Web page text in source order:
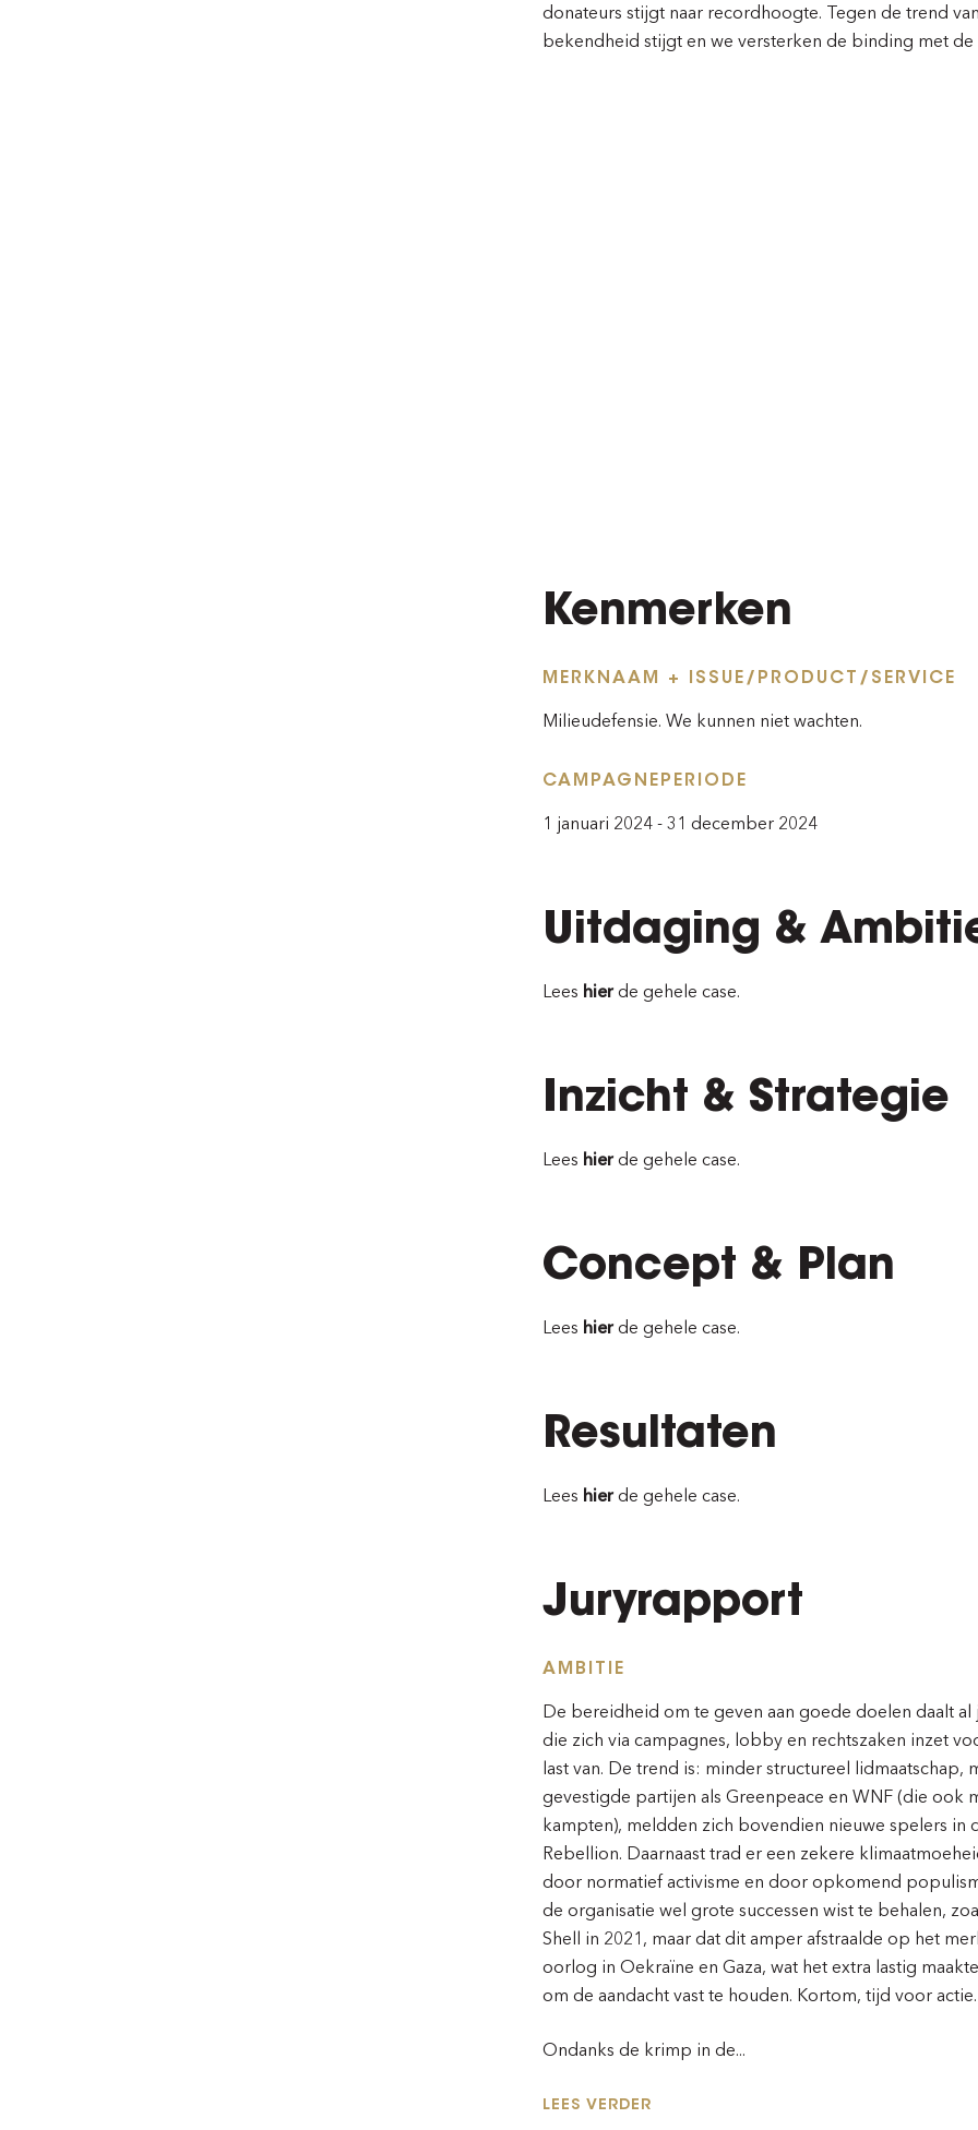
donateurs stijgt naar recordhoogte. Tegen de trend
bekendheid stijgt en we versterken de binding met
Kenmerken
MERKNAAM + ISSUE/PRODUCT/SERVICE
Milieudefensie. We kunnen niet wachten.
CAMPAGNEPERIODE
1 januari 2024 - 31 december 2024
Uitdaging &
Lees hierde gehele case.
Inzicht & Strategie
Lees hierde gehele case.
Concept & Plan
Lees hierde gehele case.
Resultaten
Lees hierde gehele case.
Juryrapport
AMBITIE
De bereidheid om te geven aan goede doelen daalt
die zich via campagnes, lobby en rechtszaken inzet
last van. De trend is: minder structureel lidmaatschap,
gevestigde partijen als Greenpeace en WNF (die ook
kampten), meldden zich bovendien nieuwe spelers in
Rebellion. Daarnaast trad er een zekere
door normatief activisme en door opkomend
de organisatie wel grote successen wist te behalen,
Shell in 2021, maar dat dit amper afstraalde op het
oorlog in Oekraïne en Gaza, wat het extra lastig
om de aandacht vast te houden. Kortom, tijd voor actie.
Ondanks de krimp in de...
LEES VERDER